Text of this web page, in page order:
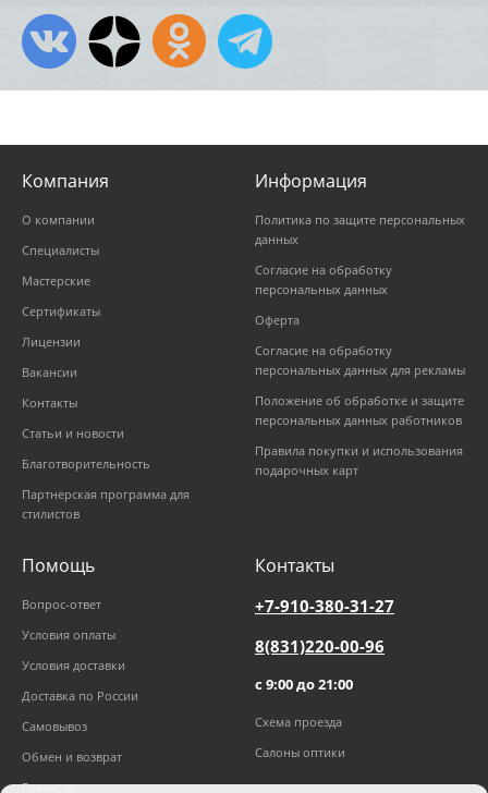
Компания
О компании
Специалисты
Мастерские
Сертификаты
Лицензии
Вакансии
Контакты
Статьи и новости
Благотворительность
Партнерская программа для
стилистов
Информация
Политика по защите персональных
данных
Согласие на обработку
персональных данных
Оферта
Согласие на обработку
персональных данных для рекламы
Положение об обработке и защите
персональных данных работников
Правила покупки и использования
подарочных карт
Помощь
Вопрос-ответ
Условия оплаты
Условия доставки
Доставка по России
Самовывоз
Обмен и возврат
Гарантии
Контакты
+7-910-380-31-27
8(831)220-00-96
с 9:00 до 21:00
Схема проезда
Салоны оптики